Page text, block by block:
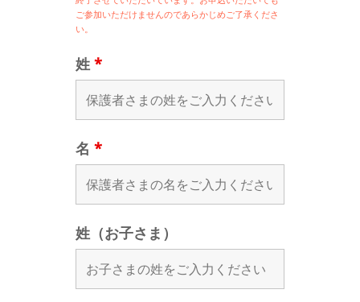
ご参加いただけませんのであらかじめご了承くださ
い。
姓 *
名 *
姓（お子さま）